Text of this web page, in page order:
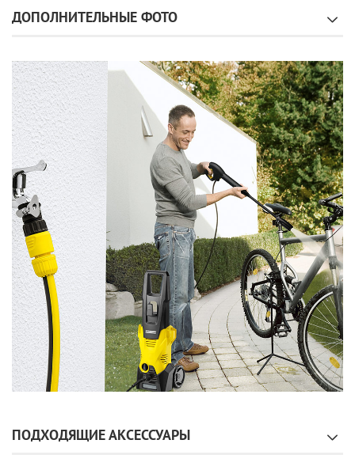
ДОПОЛНИТЕЛЬНЫЕ ФОТО
ПОДХОДЯЩИЕ АКСЕССУАРЫ